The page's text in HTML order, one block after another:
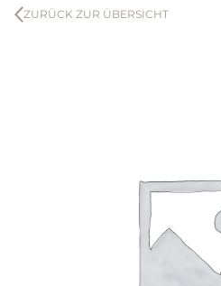
ZURÜCK ZUR ÜBERSICHT